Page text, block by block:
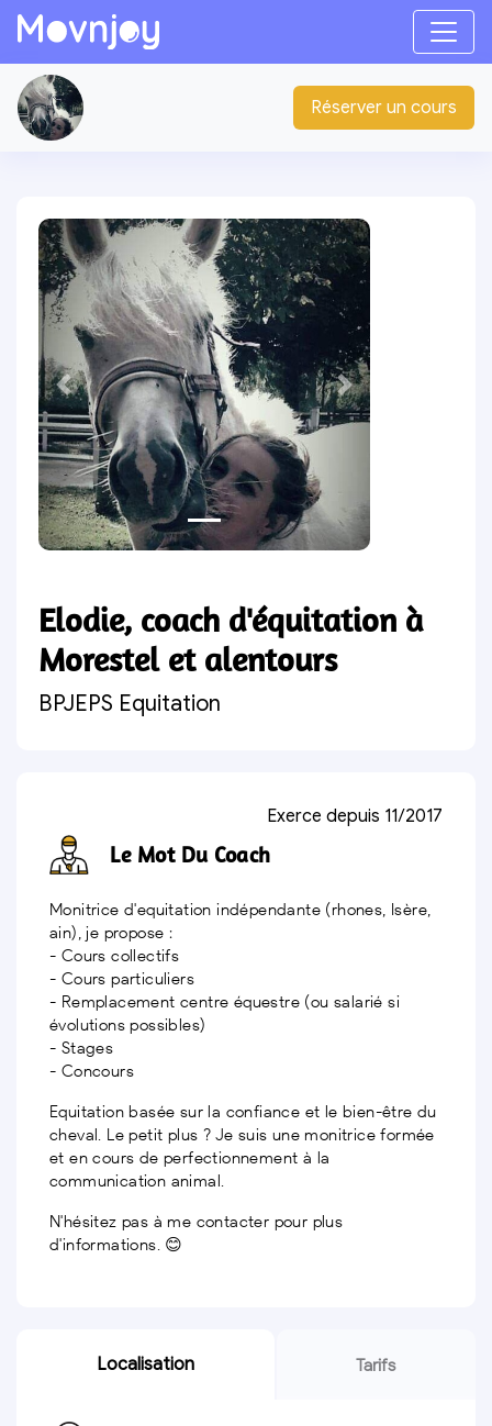
Réserver un cours
Précédente Suivante
Elodie, coach d'équitation à
Morestel et alentours
BPJEPS Equitation
Exerce depuis 11/2017
Le Mot Du Coach
Monitrice d'equitation indépendante (rhones, Isère,
ain), je propose :
- Cours collectifs
- Cours particuliers
- Remplacement centre équestre (ou salarié si
évolutions possibles)
- Stages
- Concours
Equitation basée sur la confiance et le bien-être du
cheval. Le petit plus ? Je suis une monitrice formée
et en cours de perfectionnement à la
communication animal.
N'hésitez pas à me contacter pour plus
d'informations. 😊
Localisation Tarifs